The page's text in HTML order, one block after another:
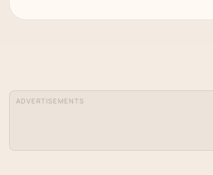
ADVERTISEMENTS